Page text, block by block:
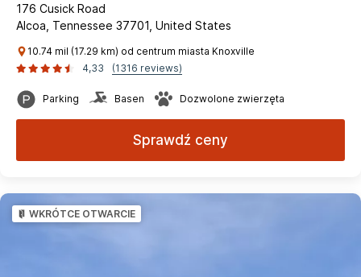
176 Cusick Road
Alcoa, Tennessee 37701, United States
10.74 mil (17.29 km) od centrum miasta Knoxville
4,33
(1316 reviews)
Parking Basen Dozwolone zwierzęta
Sprawdź ceny
WKRÓTCE OTWARCIE